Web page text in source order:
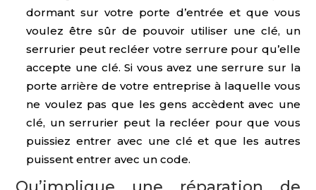
dormant sur votre porte d’entrée et que vous
voulez être sûr de pouvoir utiliser une clé, un
serrurier peut recléer votre serrure pour qu’elle
accepte une clé. Si vous avez une serrure sur la
porte arrière de votre entreprise à laquelle vous
ne voulez pas que les gens accèdent avec une
clé, un serrurier peut la recléer pour que vous
puissiez entrer avec une clé et que les autres
puissent entrer avec un code.